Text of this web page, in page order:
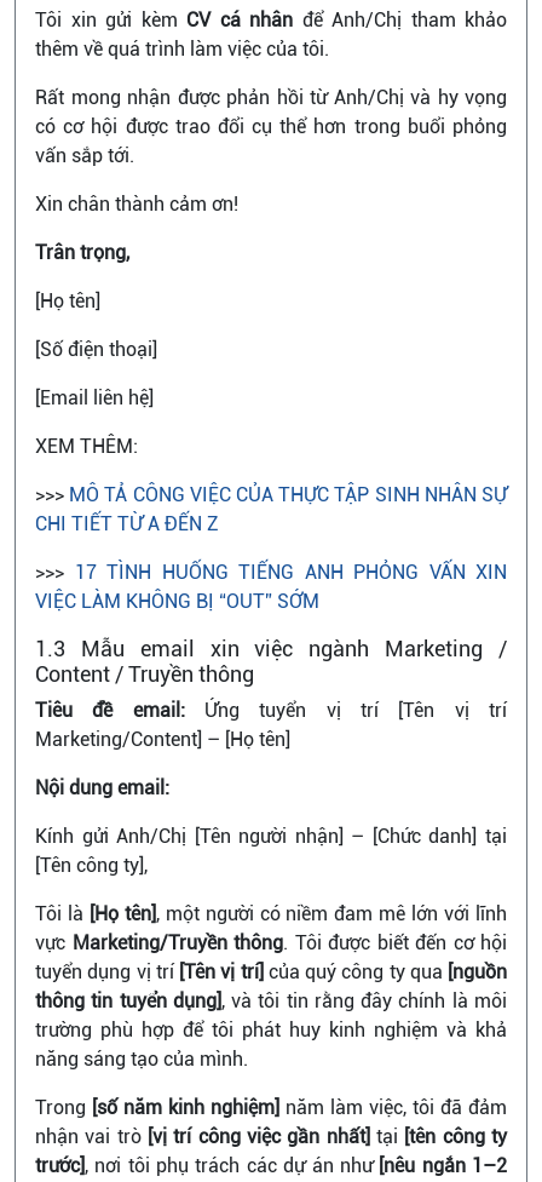
Tôi xin gửi kèm CV cá nhân để Anh/Chị tham khảo
thêm về quá trình làm việc của tôi.
Rất mong nhận được phản hồi từ Anh/Chị và hy vọng
có cơ hội được trao đổi cụ thể hơn trong buổi phỏng
vấn sắp tới.
Xin chân thành cảm ơn!
Trân trọng,
[Họ tên]
[Số điện thoại]
[Email liên hệ]
XEM THÊM:
>>> MÔ TẢ CÔNG VIỆC CỦA THỰC TẬP SINH NHÂN SỰ
CHI TIẾT TỪ A ĐẾN Z
>>> 17 TÌNH HUỐNG TIẾNG ANH PHỎNG VẤN XIN
VIỆC LÀM KHÔNG BỊ “OUT” SỚM
1.3 Mẫu email xin việc ngành Marketing /
Content / Truyền thông
Tiêu đề email:Ứng tuyển vị trí [Tên vị trí
Marketing/Content] – [Họ tên]
Nội dung email:
Kính gửi Anh/Chị [Tên người nhận] – [Chức danh] tại
[Tên công ty],
Tôi là [Họ tên], một người có niềm đam mê lớn với lĩnh
vực Marketing/Truyền thông. Tôi được biết đến cơ hội
tuyển dụng vị trí [Tên vị trí] của quý công ty qua [nguồn
thông tin tuyển dụng], và tôi tin rằng đây chính là môi
trường phù hợp để tôi phát huy kinh nghiệm và khả
năng sáng tạo của mình.
Trong [số năm kinh nghiệm] năm làm việc, tôi đã đảm
nhận vai trò [vị trí công việc gần nhất] tại [tên công ty
trước], nơi tôi phụ trách các dự án như [nêu ngắn 1–2